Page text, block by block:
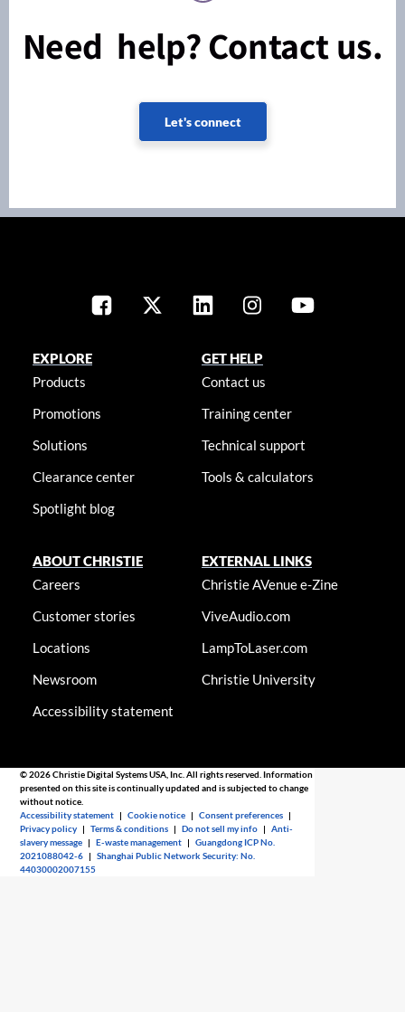
Need help? Contact us.
Let's connect
EXPLORE
Products
Promotions
Solutions
Clearance center
Spotlight blog
GET HELP
Contact us
Training center
Technical support
Tools & calculators
ABOUT CHRISTIE
Careers
Customer stories
Locations
Newsroom
Accessibility statement
EXTERNAL LINKS
Christie AVenue e-Zine
ViveAudio.com
LampToLaser.com
Christie University
© 2026 Christie Digital Systems USA, Inc. All rights reserved. Information
presented on this site is continually updated and is subjected to change
without notice.
Accessibility statement |Cookie notice |Consent preferences |
Privacy policy |Terms & conditions |Do not sell my info |Anti-
slavery message |E-waste management |Guangdong ICP No.
2021088042-6 |Shanghai Public Network Security: No.
44030002007155